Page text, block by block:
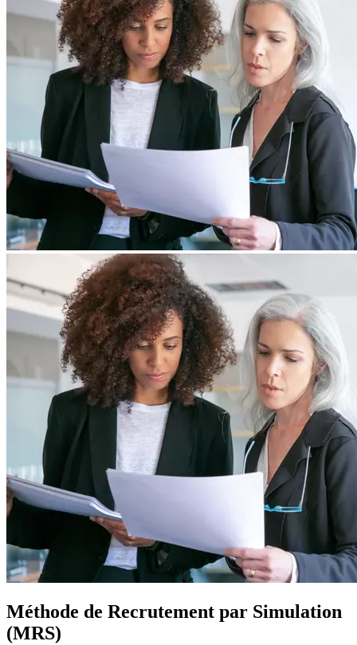
Méthode de Recrutement par Simulation
(MRS)